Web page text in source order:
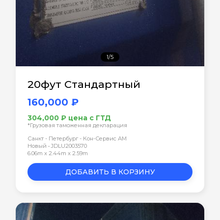
1/5
20фут Стандартный
160,000 ₽
304,000 ₽ цена с ГТД
*Грузовая таможенная декларация
Санкт - Петербург - Кон-Сервис АМ
Новый • JDLU2003570
6.06m x 2.44m x 2.59m
ДОБАВИТЬ В КОРЗИНУ